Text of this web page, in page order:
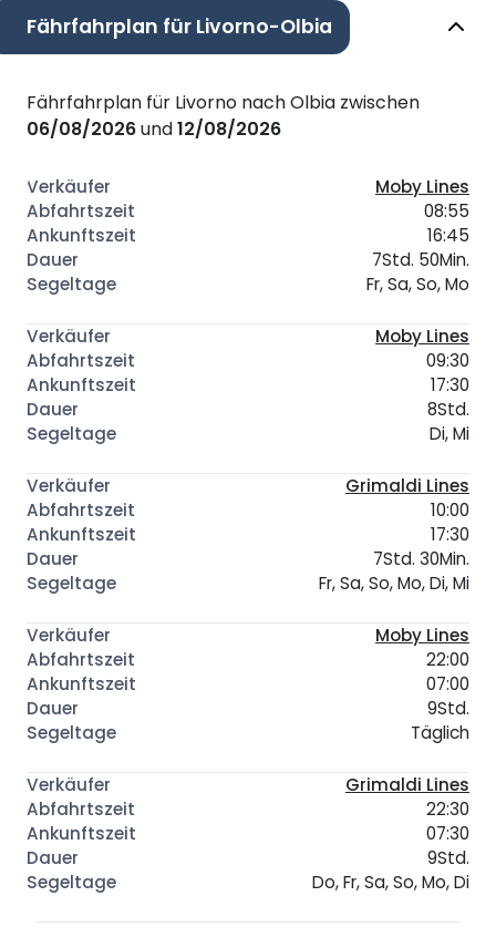
Fährfahrplan für Livorno-Olbia
Fährfahrplan für Livorno nach Olbia zwischen
06/08/2026und12/08/2026
Moby Lines
08:55
16:45
7Std. 50Min.
Fr, Sa, So, Mo
Moby Lines
09:30
17:30
8Std.
Di, Mi
Grimaldi Lines
10:00
17:30
7Std. 30Min.
Fr, Sa, So, Mo, Di, Mi
Moby Lines
22:00
07:00
9Std.
Täglich
Grimaldi Lines
22:30
07:30
9Std.
Do, Fr, Sa, So, Mo, Di